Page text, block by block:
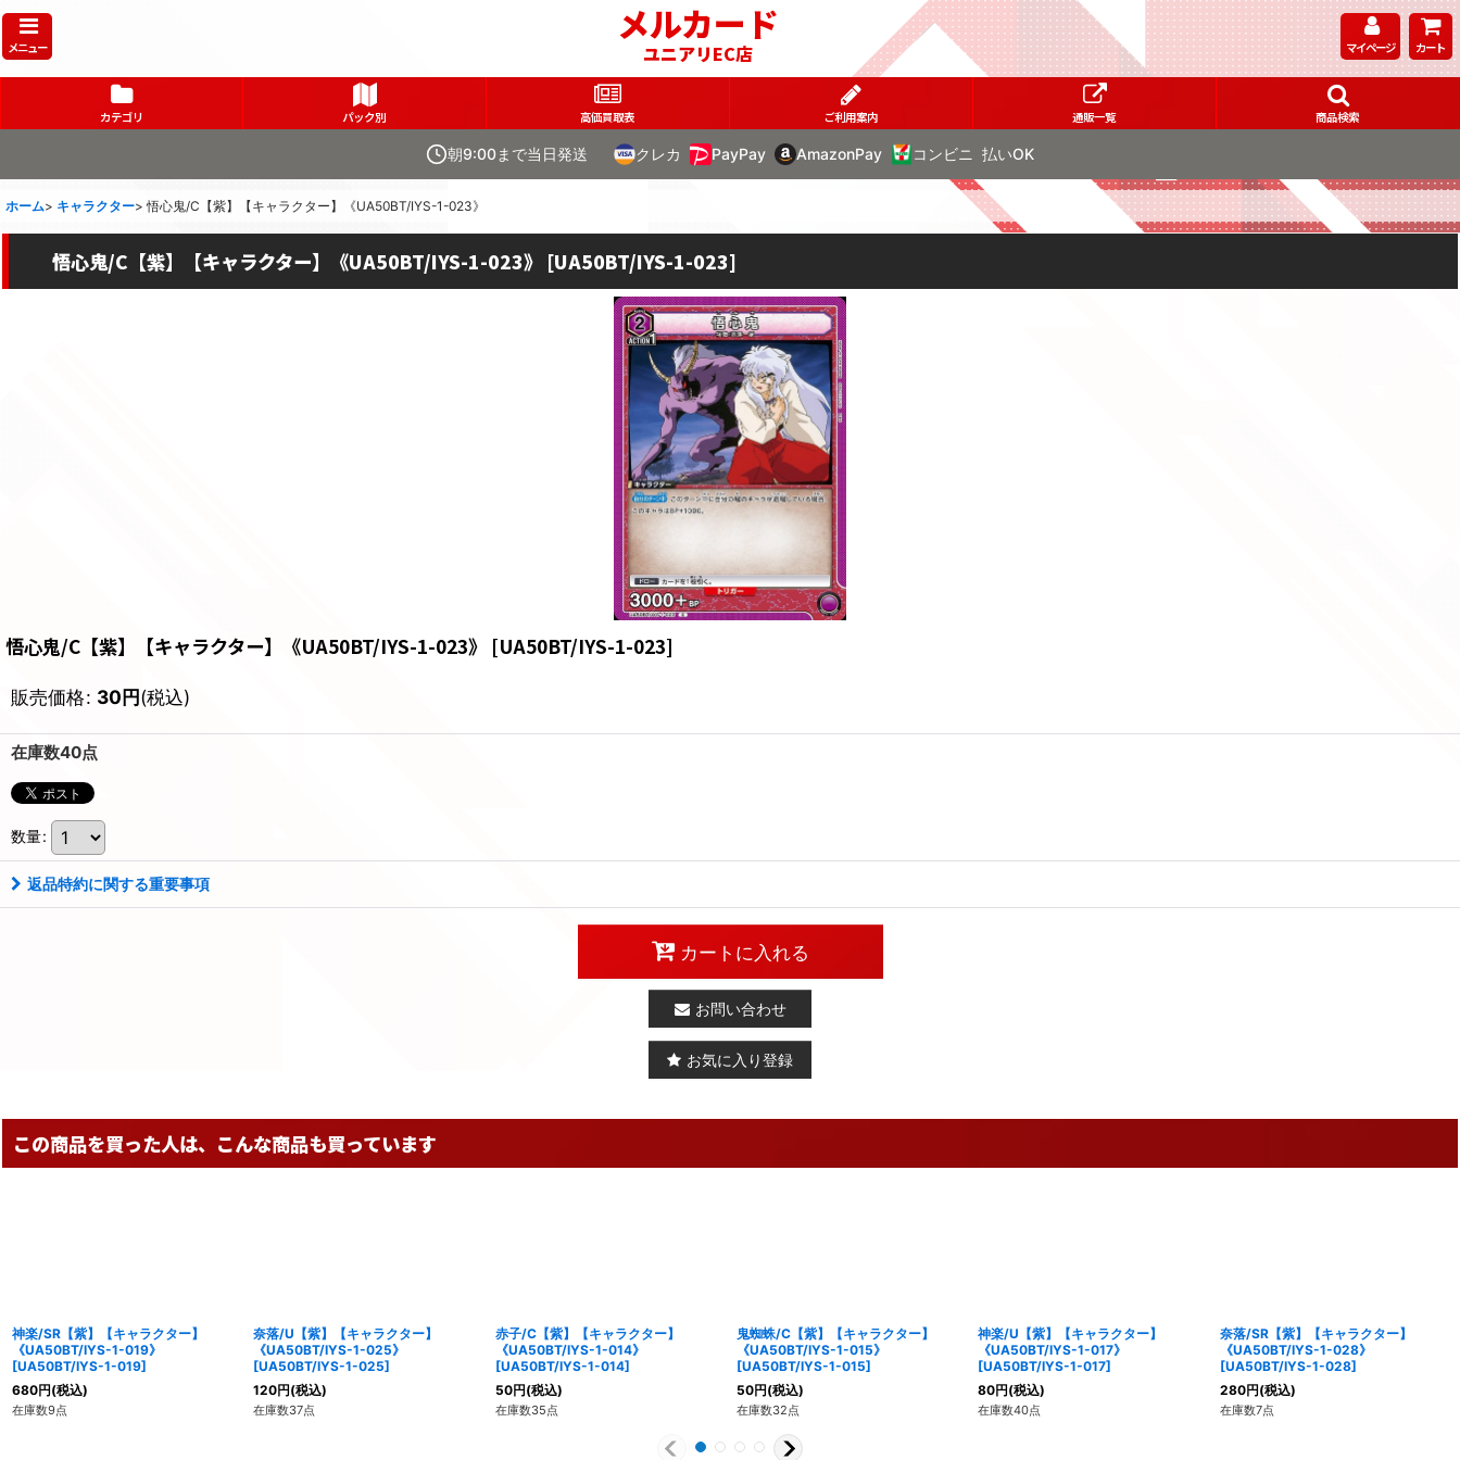
メニュー メルカード
ユニアリEC店 マイページ カート
カテゴリ パック別 高価買取表 ご利用案内 通販一覧 商品検索
朝9:00まで当日発送 クレカ PayPay AmazonPay コンビニ 払いOK
ホーム> キャラクター> 悟心鬼/C【紫】【キャラクター】《UA50BT/IYS-1-023》
悟心鬼/C【紫】【キャラクター】《UA50BT/IYS-1-023》 [UA50BT/IYS-1-023]
悟心鬼/C【紫】【キャラクター】《UA50BT/IYS-1-023》 [UA50BT/IYS-1-023]
販売価格: 30円(税込)
在庫数40点
数量:
返品特約に関する重要事項
カートに入れる
お問い合わせ
お気に入り登録
この商品を買った人は、こんな商品も買っています
神楽/SR【紫】【キャラクター】
《UA50BT/IYS-1-019》
[UA50BT/IYS-1-019]
680円(税込)
在庫数9点
奈落/U【紫】【キャラクター】
《UA50BT/IYS-1-025》
[UA50BT/IYS-1-025]
120円(税込)
在庫数37点
赤子/C【紫】【キャラクター】
《UA50BT/IYS-1-014》
[UA50BT/IYS-1-014]
50円(税込)
在庫数35点
鬼蜘蛛/C【紫】【キャラクター】
《UA50BT/IYS-1-015》
[UA50BT/IYS-1-015]
50円(税込)
在庫数32点
神楽/U【紫】【キャラクター】
《UA50BT/IYS-1-017》
[UA50BT/IYS-1-017]
80円(税込)
在庫数40点
奈落/SR【紫】【キャラクター】
《UA50BT/IYS-1-028》
[UA50BT/IYS-1-028]
280円(税込)
在庫数7点